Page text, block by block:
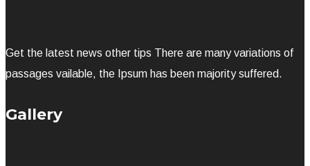
Get the latest news other tips There are many variations of
passages vailable, the Ipsum has been majority suffered.
Gallery